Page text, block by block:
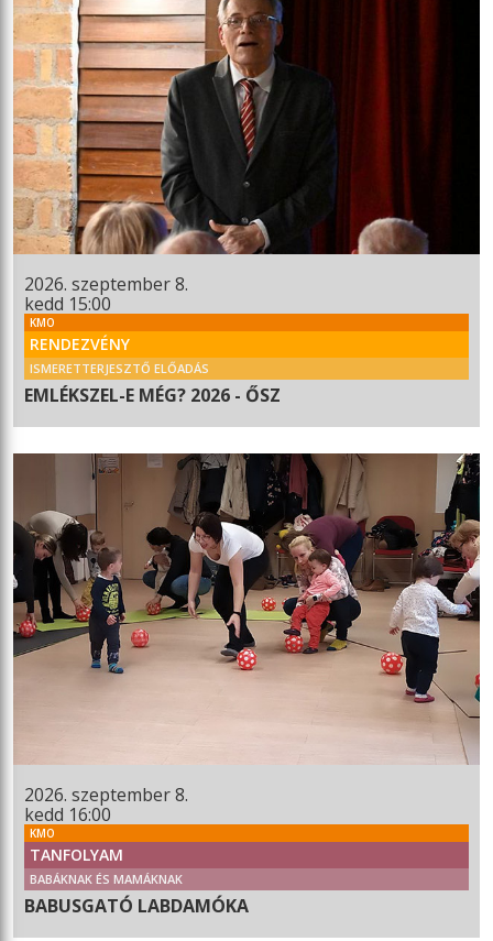
2026. szeptember 8.
kedd 15:00
KMO
RENDEZVÉNY
ISMERETTERJESZTŐ ELŐADÁS
EMLÉKSZEL-E MÉG? 2026 - ŐSZ
2026. szeptember 8.
kedd 16:00
KMO
TANFOLYAM
BABÁKNAK ÉS MAMÁKNAK
BABUSGATÓ LABDAMÓKA